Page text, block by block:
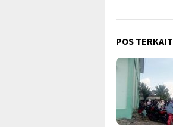
POS TERKAIT